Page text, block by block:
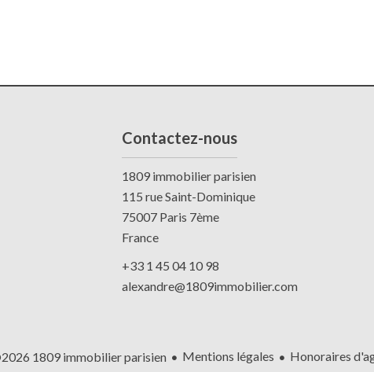
Contactez-nous
1809 immobilier parisien
115 rue Saint-Dominique
75007 Paris 7ème
France
+33 1 45 04 10 98
alexandre@1809immobilier.com
1809 immobilier parisien Mentions légales Honoraires